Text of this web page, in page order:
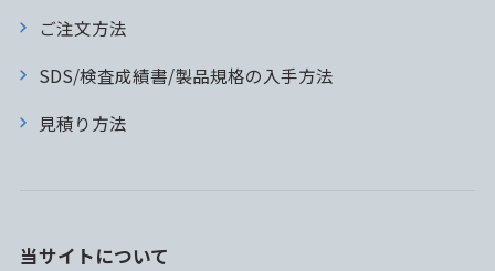
ご注文方法
SDS/検査成績書/製品規格の入手方法
見積り方法
当サイトについて